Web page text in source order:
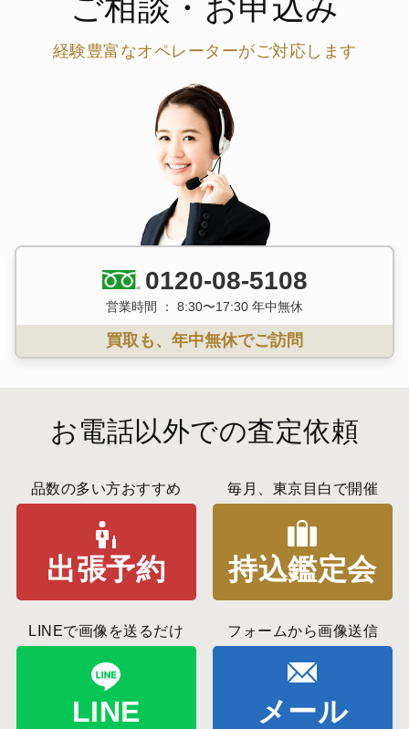
ご相談・お申込み
経験豊富なオペレーターがご対応します
0120-08-5108
営業時間 ： 8:30〜17:30 年中無休
買取も、年中無休でご訪問
お電話以外での査定依頼
品数の多い方おすすめ
出張予約
毎月、東京目白で開催
持込鑑定会
LINEで画像を送るだけ
LINE
フォームから画像送信
メール